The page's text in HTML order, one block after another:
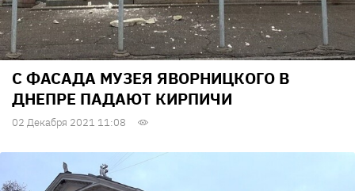
С ФАСАДА МУЗЕЯ ЯВОРНИЦКОГО В
ДНЕПРЕ ПАДАЮТ КИРПИЧИ
02 Декабря 2021 11:08